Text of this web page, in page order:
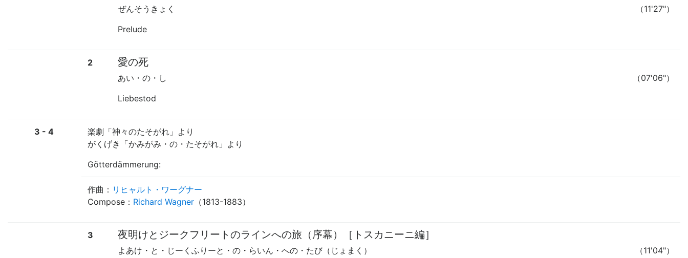
（11'27"）
ぜんそうきょく
Prelude
2 愛の死
（07'06"）
あい・の・し
Liebestod
3 - 4
楽劇「神々のたそがれ」より
がくげき「かみがみ・の・たそがれ」より
Götterdämmerung:
作曲： リヒャルト・ワーグナー
Compose： Richard Wagner （1813-1883）
3 夜明けとジークフリートのラインへの旅（序幕）［トスカニーニ編］
（11'04"）
よあけ・と・じーくふりーと・の・らいん・への・たび（じょまく）